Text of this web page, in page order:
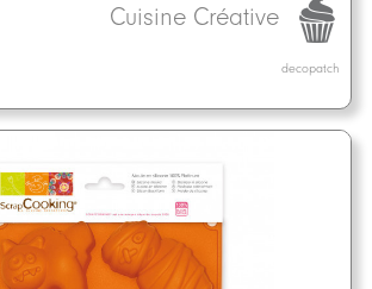
Cuisine Créative
decopatch